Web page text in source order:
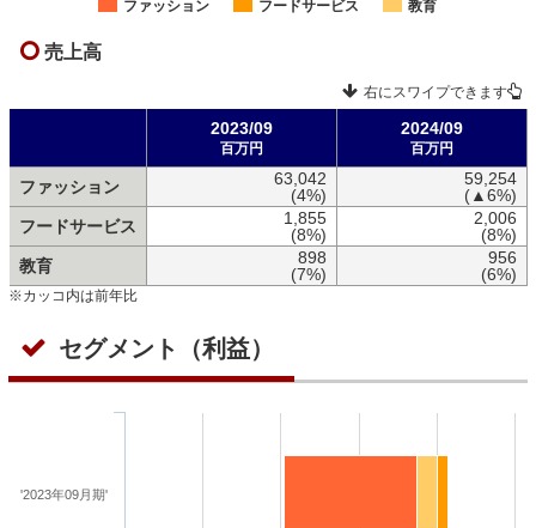
ファッション フードサービス 教育
売上高
右にスワイプできます
2023/09
百万円
2024/09
百万円
ファッション
63,042
(4%)
59,254
(▲6%)
フードサービス
1,855
(8%)
2,006
(8%)
教育
898
(7%)
956
(6%)
※カッコ内は前年比
セグメント（利益）
'2023年09月期'